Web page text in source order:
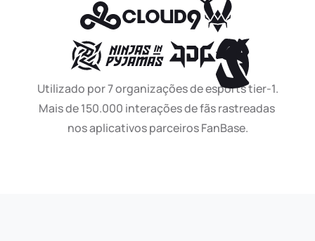
Utilizado por 7 organizações de esports tier-1.
Mais de 150.000 interações de fãs rastreadas
nos aplicativos parceiros FanBase.